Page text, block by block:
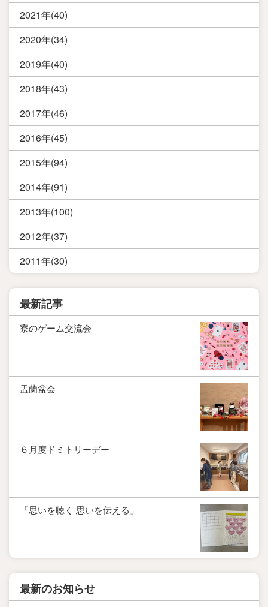
2021年(40)
2020年(34)
2019年(40)
2018年(43)
2017年(46)
2016年(45)
2015年(94)
2014年(91)
2013年(100)
2012年(37)
2011年(30)
最新記事
寮のゲーム交流会
盂蘭盆会
６月度ドミトリーデー
「思いを聴く 思いを伝える」
最新のお知らせ